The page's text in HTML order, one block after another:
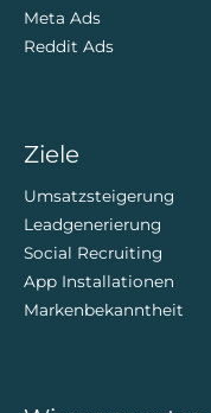
Meta Ads
Reddit Ads
Ziele
Umsatzsteigerung
Leadgenerierung
Social Recruiting
App Installationen
Markenbekanntheit